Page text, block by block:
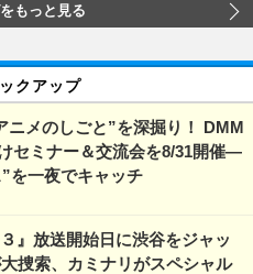
もっと見る
クアップ
ニメのしごと”を深掘り！ DMM
セミナー＆交流会を8/31開催―
を一夜でキャッチ
』放送開始日に渋谷をジャッ
捜索、カミナリがスペシャル